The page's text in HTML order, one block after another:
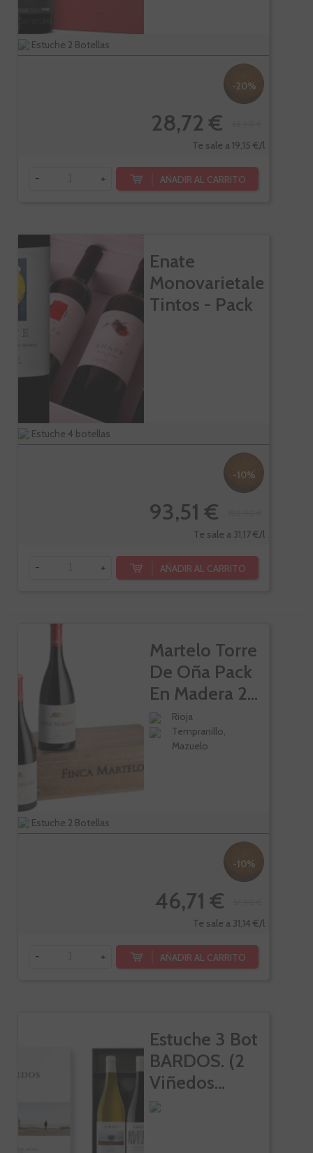
Estuche 2 Botellas
-20%
28,72 €
Te sale a 19,15 €/l
- + AÑADIR AL CARRITO
Enate
Monovarietales
Tintos - Pack
Estuche 4 botellas
-10%
93,51 €
Te sale a 31,17 €/l
- + AÑADIR AL CARRITO
Martelo Torre
De Oña Pack
En Madera 2...
Rioja
Tempranillo,
Mazuelo
Estuche 2 Botellas
-10%
46,71 €
Te sale a 31,14 €/l
- + AÑADIR AL CARRITO
Estuche 3 Bot
BARDOS. (2
Viñedos...